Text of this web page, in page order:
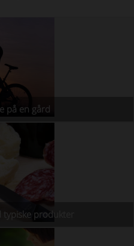
på en gård
produkter